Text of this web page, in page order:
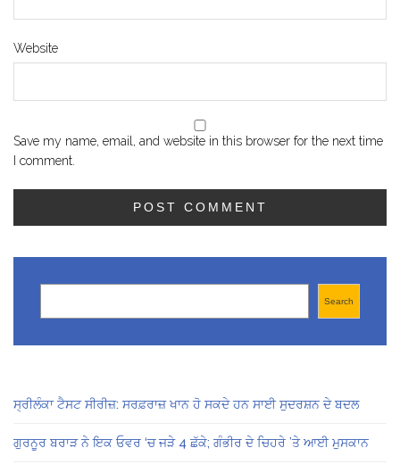
Website
Save my name, email, and website in this browser for the next time
I comment.
Search
ਸ੍ਰੀਲੰਕਾ ਟੈਸਟ ਸੀਰੀਜ਼: ਸਰਫ਼ਰਾਜ਼ ਖਾਨ ਹੋ ਸਕਦੇ ਹਨ ਸਾਈ ਸੁਦਰਸ਼ਨ ਦੇ ਬਦਲ
ਗੁਰਨੂਰ ਬਰਾੜ ਨੇ ਇਕ ਓਵਰ ‘ਚ ਜੜੇ 4 ਛੱਕੇ; ਗੰਭੀਰ ਦੇ ਚਿਹਰੇ ’ਤੇ ਆਈ ਮੁਸਕਾਨ